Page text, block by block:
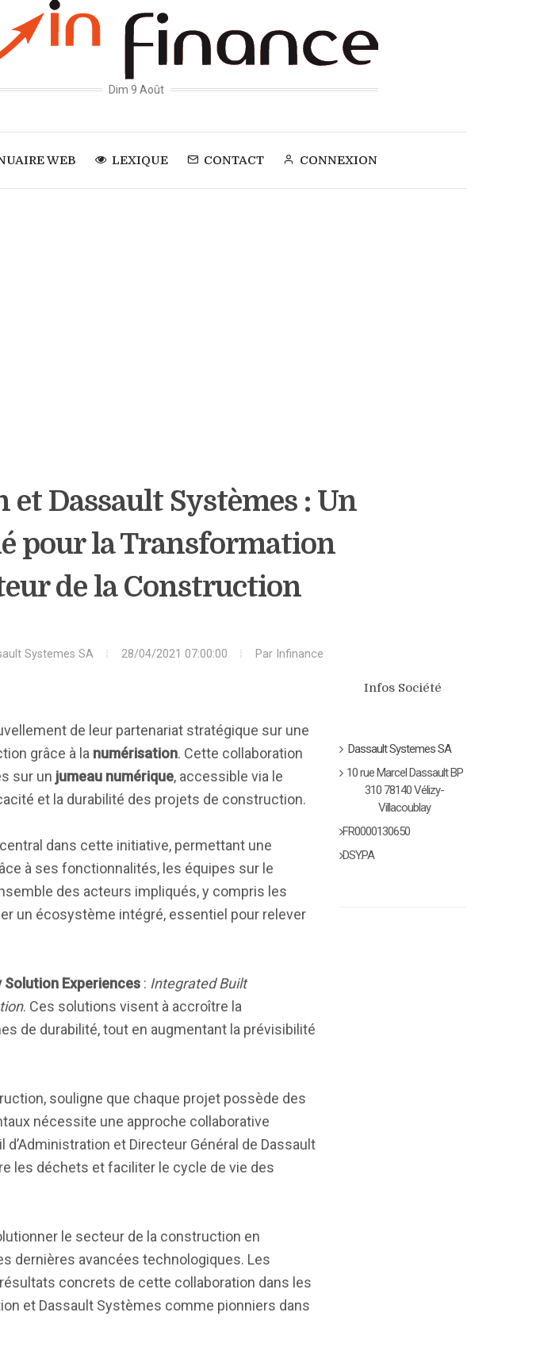
Dim 9 Août
WEB LEXIQUE CONTACT CONNEXION
Dassault Systèmes : Un
pour la Transformation
de la Construction
Systemes SA 28/04/2021 07:00:00 Par Infinance
de leur partenariat stratégique sur une
grâce à la numérisation. Cette collaboration
sur un jumeau numérique, accessible via le
et la durabilité des projets de construction.
dans cette initiative, permettant une
à ses fonctionnalités, les équipes sur le
des acteurs impliqués, y compris les
un écosystème intégré, essentiel pour relever
Solution Experiences : Integrated Built
. Ces solutions visent à accroître la
de durabilité, tout en augmentant la prévisibilité
souligne que chaque projet possède des
nécessite une approche collaborative
et Directeur Général de Dassault
les déchets et faciliter le cycle de vie des
le secteur de la construction en
dernières avancées technologiques. Les
concrets de cette collaboration dans les
et Dassault Systèmes comme pionniers dans
Infos Société
Dassault Systemes SA
10 rue Marcel Dassault BP
310 78140 Vélizy-
Villacoublay
FR0000130650
DSY.PA